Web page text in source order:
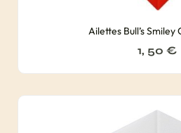
Ailettes Bull’s Smiley
1, 50 €